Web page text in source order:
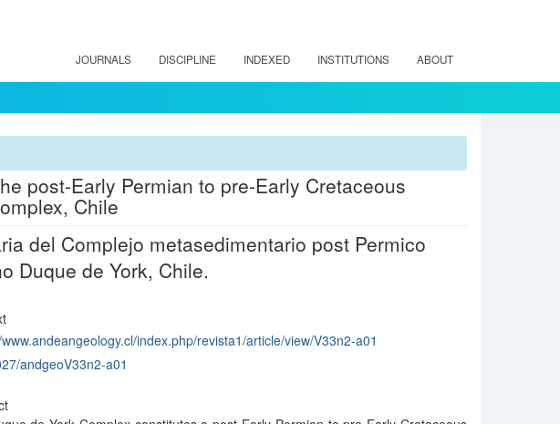
JOURNALS DISCIPLINE INDEXED INSTITUTIONS ABOUT
post-Early Permian to pre-Early Cretaceous
Chile
del Complejo metasedimentario post Permico
Duque de York, Chile.
index.php/revista1/article/view/V33n2-a01
andgeoV33n2-a01